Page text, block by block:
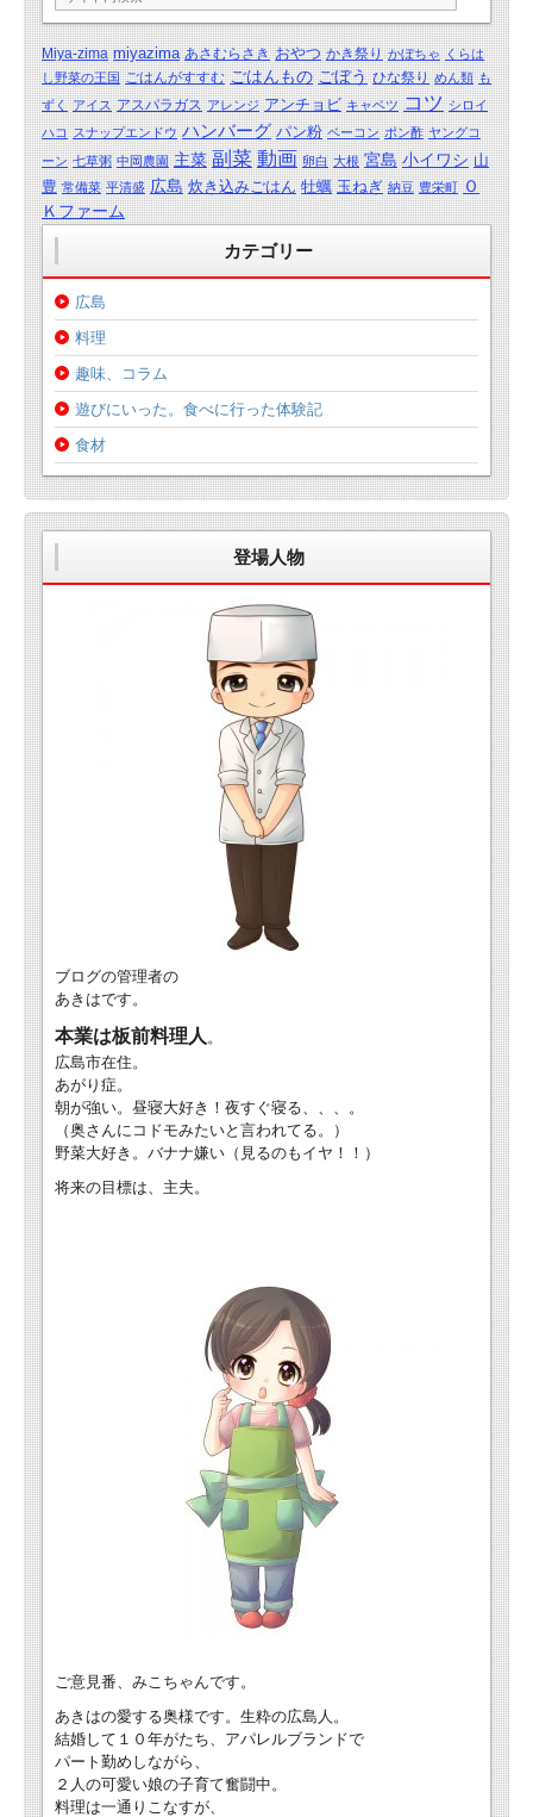
Miya-zima miyazima あさむらさき おやつ かき祭り かぼちゃ くらは
し野菜の王国 ごはんがすすむ ごはんもの ごぼう ひな祭り めん類 も
ずく アイス アスパラガス アレンジ アンチョビ キャベツ コツ シロイ
ハコ スナップエンドウ ハンバーグ パン粉 ベーコン ポン酢 ヤングコ
ーン 七草粥 中岡農園 主菜 副菜 動画 卵白 大根 宮島 小イワシ 山
豊 常備菜 平清盛 広島 炊き込みごはん 牡蠣 玉ねぎ 納豆 豊栄町 Ｏ
Ｋファーム
カテゴリー
広島
料理
趣味、コラム
遊びにいった。食べに行った体験記
食材
登場人物
ブログの管理者の
あきはです。
本業は板前料理人 。
広島市在住。
あがり症。
朝が強い。昼寝大好き！夜すぐ寝る、、、。
（奥さんにコドモみたいと言われてる。）
野菜大好き。バナナ嫌い（見るのもイヤ！！）
将来の目標は、主夫。
ご意見番、みこちゃんです。
あきはの愛する奥様です。生粋の広島人。
結婚して１０年がたち、アパレルブランドで
パート勤めしながら、
２人の可愛い娘の子育て奮闘中。
料理は一通りこなすが、